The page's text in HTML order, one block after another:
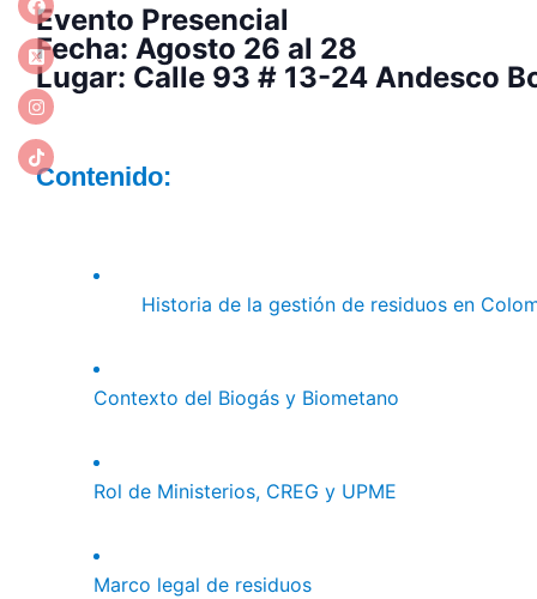
Evento Presencial
Fecha: Agosto 26 al 28
Lugar: Calle 93 # 13-24 Andesco
Contenido:
Historia de la gestión de residuos en
Contexto del Biogás y Biometano
Rol de Ministerios, CREG y UPME
Marco legal de residuos